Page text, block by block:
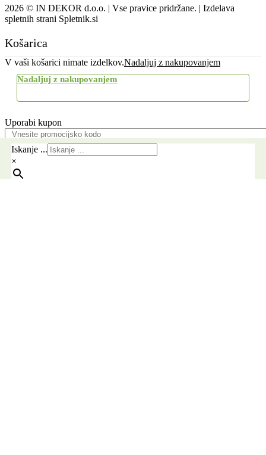
Iskanje ...
×
2026 © IN DEKOR d.o.o. | Vse pravice pridržane. | Izdelava
spletnih strani Spletnik.si
Košarica
V vaši košarici nimate izdelkov.Nadaljuj z nakupovanjem
Nadaljuj z nakupovanjem
Uporabi kupon
Pošlji